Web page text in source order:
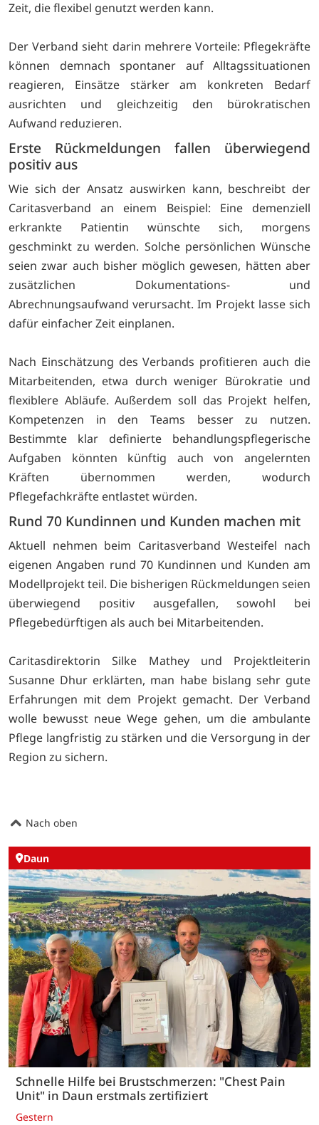
Zeit, die flexibel genutzt werden kann.
Der Verband sieht darin mehrere Vorteile: Pflegekräfte
können demnach spontaner auf Alltagssituationen
reagieren, Einsätze stärker am konkreten Bedarf
ausrichten und gleichzeitig den bürokratischen
Aufwand reduzieren.
Erste Rückmeldungen fallen überwiegend
positiv aus
Wie sich der Ansatz auswirken kann, beschreibt der
Caritasverband an einem Beispiel: Eine demenziell
erkrankte Patientin wünschte sich, morgens
geschminkt zu werden. Solche persönlichen Wünsche
seien zwar auch bisher möglich gewesen, hätten aber
zusätzlichen Dokumentations- und
Abrechnungsaufwand verursacht. Im Projekt lasse sich
dafür einfacher Zeit einplanen.
Nach Einschätzung des Verbands profitieren auch die
Mitarbeitenden, etwa durch weniger Bürokratie und
flexiblere Abläufe. Außerdem soll das Projekt helfen,
Kompetenzen in den Teams besser zu nutzen.
Bestimmte klar definierte behandlungspflegerische
Aufgaben könnten künftig auch von angelernten
Kräften übernommen werden, wodurch
Pflegefachkräfte entlastet würden.
Rund 70 Kundinnen und Kunden machen mit
Aktuell nehmen beim Caritasverband Westeifel nach
eigenen Angaben rund 70 Kundinnen und Kunden am
Modellprojekt teil. Die bisherigen Rückmeldungen seien
überwiegend positiv ausgefallen, sowohl bei
Pflegebedürftigen als auch bei Mitarbeitenden.
Caritasdirektorin Silke Mathey und Projektleiterin
Susanne Dhur erklärten, man habe bislang sehr gute
Erfahrungen mit dem Projekt gemacht. Der Verband
wolle bewusst neue Wege gehen, um die ambulante
Pflege langfristig zu stärken und die Versorgung in der
Region zu sichern.
Nach oben
Daun
Schnelle Hilfe bei Brustschmerzen: "Chest Pain
Unit" in Daun erstmals zertifiziert
Gestern